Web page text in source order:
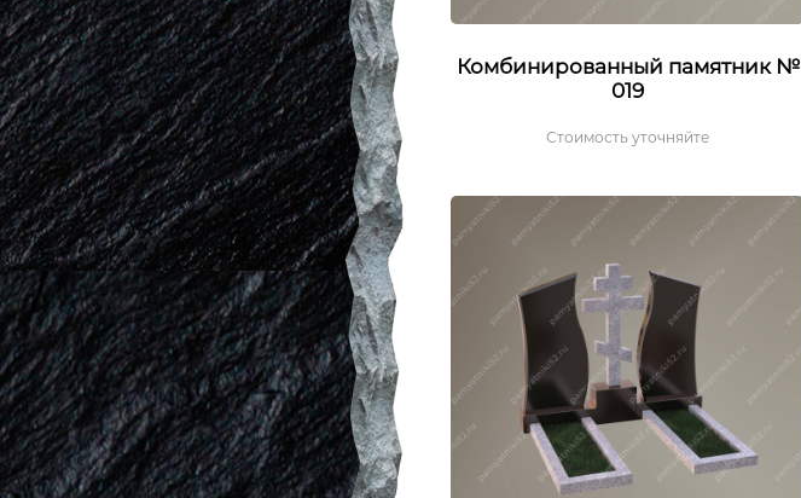
Комбинированный памятник №
019
Стоимость уточняйте